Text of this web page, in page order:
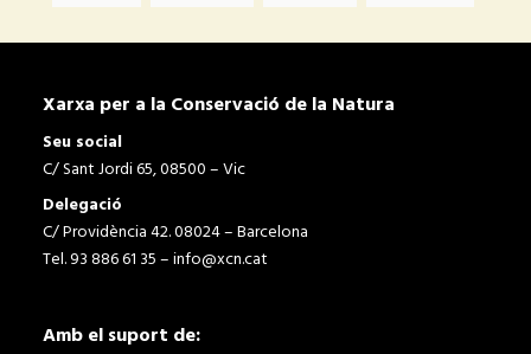
Xarxa per a la Conservació de la Natura
Seu social
C/ Sant Jordi 65, 08500 – Vic
Delegació
C/ Providència 42. 08024 – Barcelona
Tel. 93 886 61 35 –info@xcn.cat
Amb el suport de: